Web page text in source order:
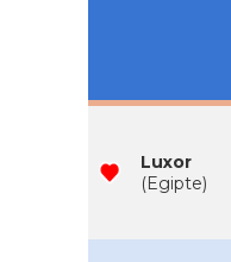
Luxor
(Egipte)